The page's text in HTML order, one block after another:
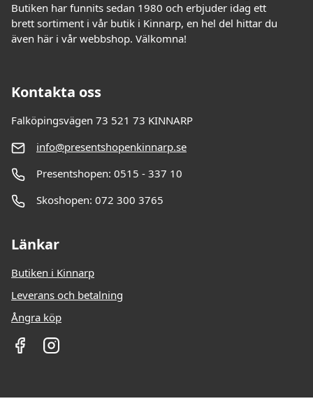
Butiken har funnits sedan 1980 och erbjuder idag ett
brett sortiment i vår butik i Kinnarp, en hel del hittar du
även här i vår webbshop. Välkomna!
Kontakta oss
Falköpingsvägen 73 521 73 KINNARP
info@presentshopenkinnarp.se
Presentshopen: 0515 - 337 10
Skoshopen: 072 300 3765
Länkar
Butiken i Kinnarp
Leverans och betalning
Ångra köp